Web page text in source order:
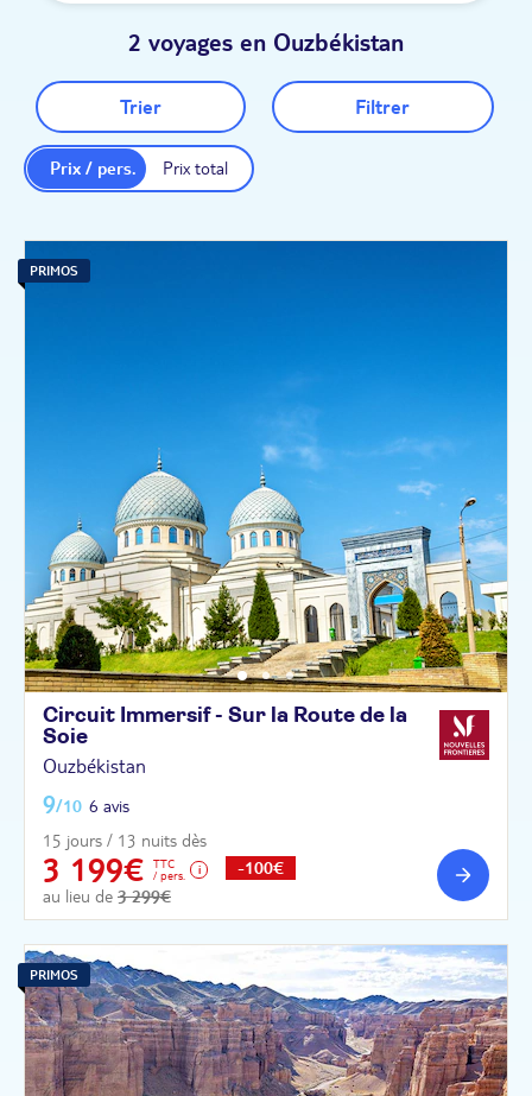
2 voyages en Ouzbékistan
Trier Filtrer
Prix total
Prix / pers.
PRIMOS
Circuit Immersif - Sur la Route de la
Soie
Ouzbékistan
9/10 6 avis
15 jours / 13 nuits dès
3 199€
TTC
/ pers.
au lieu de 3 299€
-100€
PRIMOS